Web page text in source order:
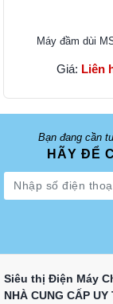
Máy đầm dùi
Giá: Liên
Bạn đang cần
HÃY ĐỂ
Siêu thị Điện Máy
NHÀ CUNG CẤP